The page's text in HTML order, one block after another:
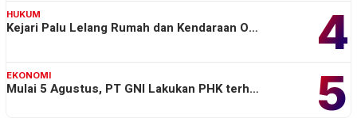
4
HUKUM
Kejari Palu Lelang Rumah dan Kendaraan O…
5
EKONOMI
Mulai 5 Agustus, PT GNI Lakukan PHK terh…